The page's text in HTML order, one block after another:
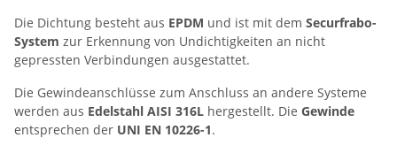
Die Dichtung besteht aus EPDM und ist mit dem Securfrabo-
System zur Erkennung von Undichtigkeiten an nicht
gepressten Verbindungen ausgestattet.
Die Gewindeanschlüsse zum Anschluss an andere Systeme
werden aus Edelstahl AISI 316L hergestellt. Die Gewinde
entsprechen der UNI EN 10226-1.